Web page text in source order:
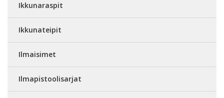
Ikkunaraspit
Ikkunateipit
Ilmaisimet
Ilmapistoolisarjat